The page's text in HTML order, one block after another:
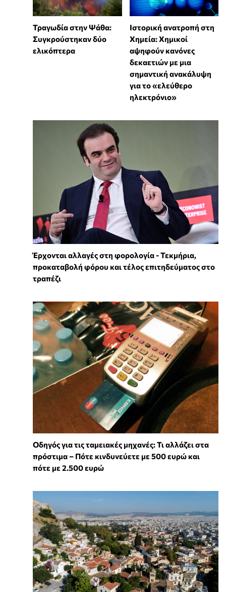
Τραγωδία στην Ψάθα:
Συγκρούστηκαν δύο
ελικόπτερα
Ιστορική ανατροπή στη
Χημεία: Χημικοί
αψηφούν κανόνες
δεκαετιών με μια
σημαντική ανακάλυψη
για το «ελεύθερο
ηλεκτρόνιο»
Έρχονται αλλαγές στη φορολογία - Τεκμήρια,
προκαταβολή φόρου και τέλος επιτηδεύματος στο
τραπέζι
Οδηγός για τις ταμειακές μηχανές: Τι αλλάζει στα
πρόστιμα – Πότε κινδυνεύετε με 500 ευρώ και
πότε με 2.500 ευρώ